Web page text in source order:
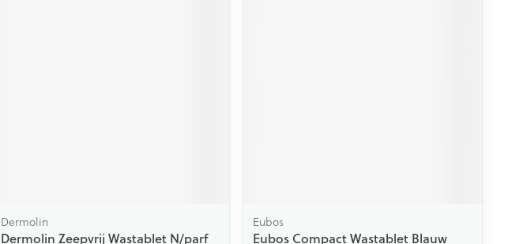
Dermolin
Dermolin Zeepvrij Wastablet N/parf
Eubos
Eubos Compact Wastablet Blauw